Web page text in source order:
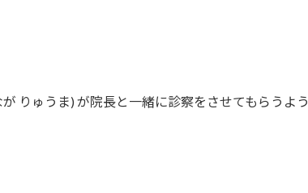
りゅうま) が院長と一緒に診察をさせてもらうよう